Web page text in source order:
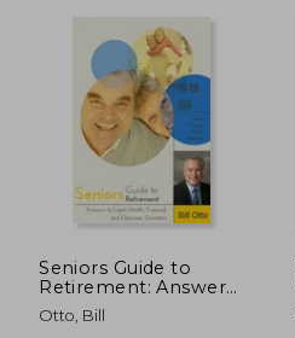
Seniors Guide to
Retirement: Answers
to Legal, Health,
Financial and
Otto, Bill